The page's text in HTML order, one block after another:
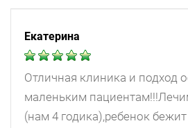
Екатерина
Отличная клиника и подход
маленьким
(нам 4 годика),ребенок